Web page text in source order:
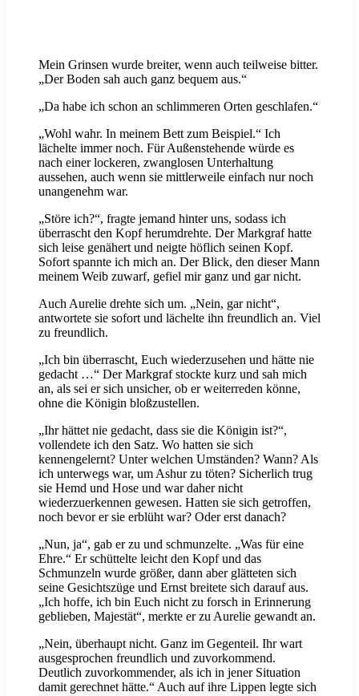
Mein Grinsen wurde breiter, wenn auch teilweise bitter.
„Der Boden sah auch ganz bequem aus.“
„Da habe ich schon an schlimmeren Orten geschlafen.“
„Wohl wahr. In meinem Bett zum Beispiel.“ Ich
lächelte immer noch. Für Außenstehende würde es
nach einer lockeren, zwanglosen Unterhaltung
aussehen, auch wenn sie mittlerweile einfach nur noch
unangenehm war.
„Störe ich?“, fragte jemand hinter uns, sodass ich
überrascht den Kopf herumdrehte. Der Markgraf hatte
sich leise genähert und neigte höflich seinen Kopf.
Sofort spannte ich mich an. Der Blick, den dieser Mann
meinem Weib zuwarf, gefiel mir ganz und gar nicht.
Auch Aurelie drehte sich um. „Nein, gar nicht“,
antwortete sie sofort und lächelte ihn freundlich an. Viel
zu freundlich.
„Ich bin überrascht, Euch wiederzusehen und hätte nie
gedacht …“ Der Markgraf stockte kurz und sah mich
an, als sei er sich unsicher, ob er weiterreden könne,
ohne die Königin bloßzustellen.
„Ihr hättet nie gedacht, dass sie die Königin ist?“,
vollendete ich den Satz. Wo hatten sie sich
kennengelernt? Unter welchen Umständen? Wann? Als
ich unterwegs war, um Ashur zu töten? Sicherlich trug
sie Hemd und Hose und war daher nicht
wiederzuerkennen gewesen. Hatten sie sich getroffen,
noch bevor er sie erblüht war? Oder erst danach?
„Nun, ja“, gab er zu und schmunzelte. „Was für eine
Ehre.“ Er schüttelte leicht den Kopf und das
Schmunzeln wurde größer, dann aber glätteten sich
seine Gesichtszüge und Ernst breitete sich darauf aus.
„Ich hoffe, ich bin Euch nicht zu forsch in Erinnerung
geblieben, Majestät“, merkte er zu Aurelie gewandt an.
„Nein, überhaupt nicht. Ganz im Gegenteil. Ihr wart
ausgesprochen freundlich und zuvorkommend.
Deutlich zuvorkommender, als ich in jener Situation
damit gerechnet hätte.“ Auch auf ihre Lippen legte sich